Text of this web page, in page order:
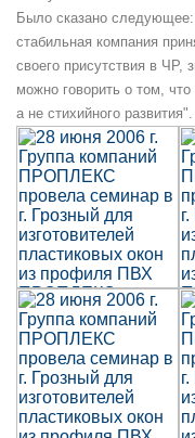
Было сказано
стабильная компания
своего присутствия в ЧР,
можно говорить о том,
а не стихийного развития".